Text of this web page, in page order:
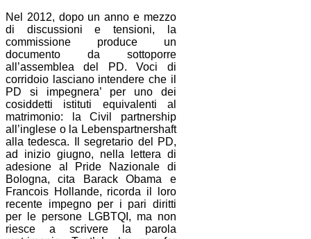
Nel 2012, dopo un anno e mezzo
di discussioni e tensioni, la
commissione produce un
documento da sottoporre
all’assemblea del PD. Voci di
corridoio lasciano intendere che il
PD si impegnera’ per uno dei
cosiddetti istituti equivalenti al
matrimonio: la Civil partnership
all’inglese o la Lebenspartnershaft
alla tedesca. Il segretario del PD,
ad inizio giugno, nella lettera di
adesione al Pride Nazionale di
Bologna, cita Barack Obama e
Francois Hollande, ricorda il loro
recente impegno per i pari diritti
per le persone LGBTQI, ma non
riesce a scrivere la parola